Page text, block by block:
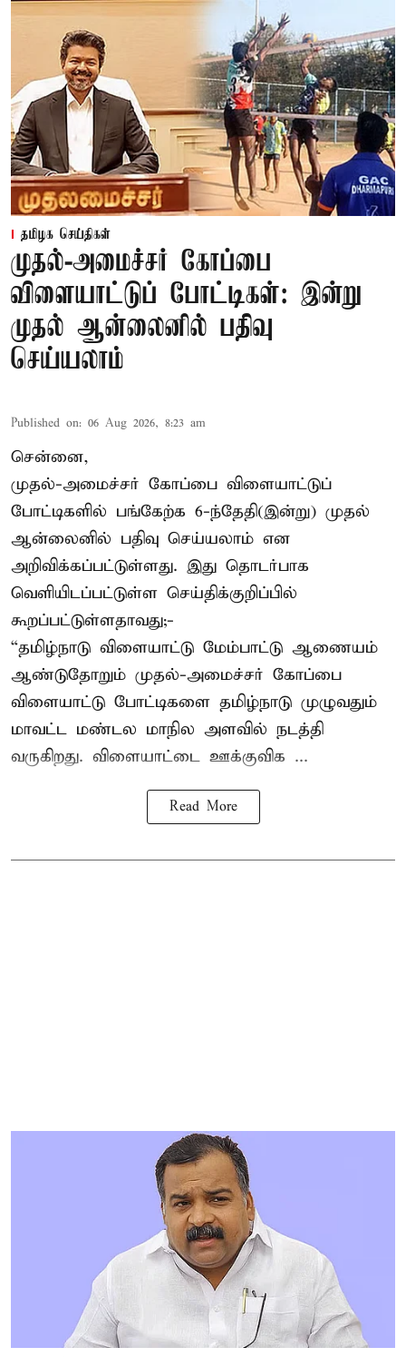
தமிழக செய்திகள்
முதல்-அமைச்சர் கோப்பை
விளையாட்டுப் போட்டிகள்: இன்று
முதல் ஆன்லைனில் பதிவு
செய்யலாம்
Published on: 06 Aug 2026, 8:23 am
சென்னை,
முதல்-அமைச்சர் கோப்பை விளையாட்டுப்
போட்டிகளில் பங்கேற்க 6-ந்தேதி(இன்று) முதல்
ஆன்லைனில் பதிவு செய்யலாம் என
அறிவிக்கப்பட்டுள்ளது. இது தொடர்பாக
வெளியிடப்பட்டுள்ள செய்திக்குறிப்பில்
கூறப்பட்டுள்ளதாவது;-
“தமிழ்நாடு விளையாட்டு மேம்பாட்டு ஆணையம்
ஆண்டுதோறும் முதல்-அமைச்சர் கோப்பை
விளையாட்டு போட்டிகளை தமிழ்நாடு முழுவதும்
மாவட்ட மண்டல மாநில அளவில் நடத்தி
வருகிறது. விளையாட்டை ஊக்குவிக ...
Read More